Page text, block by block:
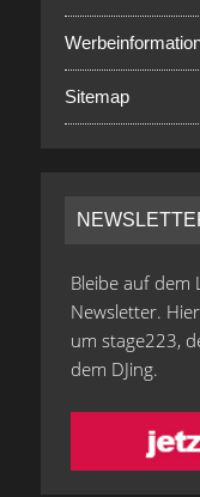
Sitemap
Bleibe auf dem
Newsletter.
um stage223,
dem DJing.